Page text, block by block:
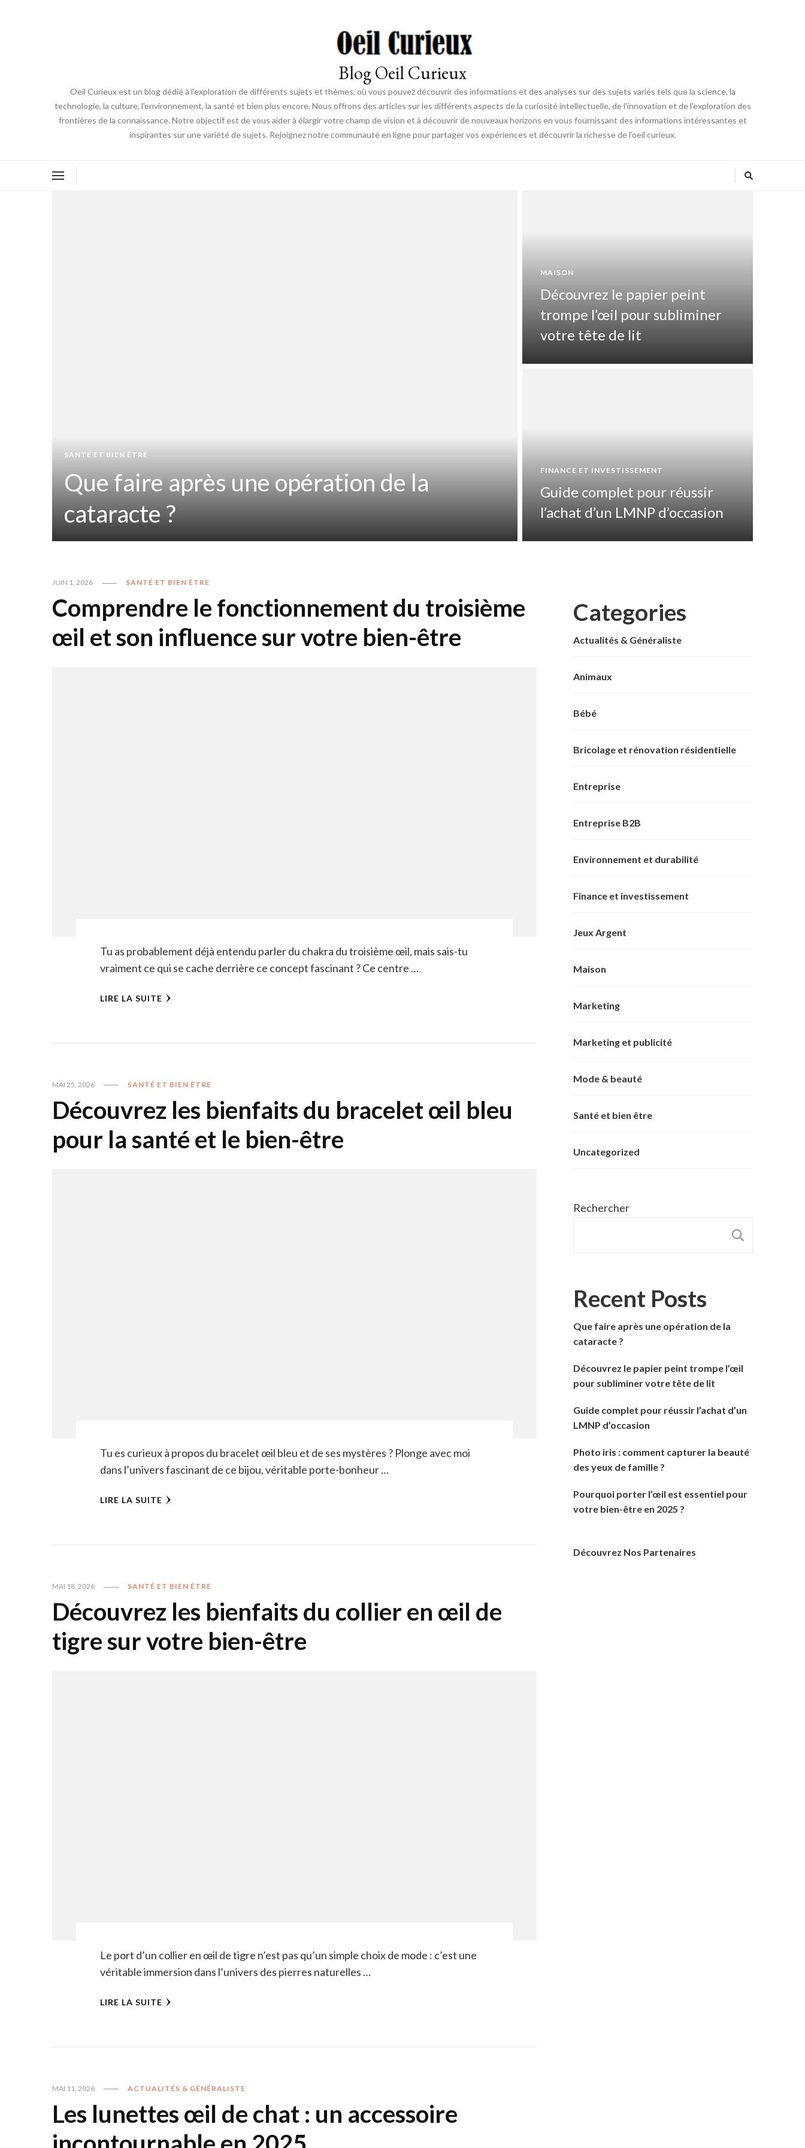
Blog Oeil Curieux
Oeil Curieux est un blog dédié à l'exploration de différents sujets et thèmes, où vous pouvez découvrir des informations et des analyses sur des sujets variés tels que la science, la
technologie, la culture, l'environnement, la santé et bien plus encore. Nous offrons des articles sur les différents aspects de la curiosité intellectuelle, de l'innovation et de l'exploration des
frontières de la connaissance. Notre objectif est de vous aider à élargir votre champ de vision et à découvrir de nouveaux horizons en vous fournissant des informations intéressantes et
inspirantes sur une variété de sujets. Rejoignez notre communauté en ligne pour partager vos expériences et découvrir la richesse de l'oeil curieux.
SANTÉ ET BIEN ÊTRE
Que faire après une opération de la
cataracte ?
MAISON
Découvrez le papier peint
trompe l’œil pour subliminer
votre tête de lit
FINANCE ET INVESTISSEMENT
Guide complet pour réussir
l’achat d’un LMNP d’occasion
JUIN 1, 2026 SANTÉ ET BIEN ÊTRE
Comprendre le fonctionnement du troisième
œil et son influence sur votre bien-être
Tu as probablement déjà entendu parler du chakra du troisième œil, mais sais-tu
vraiment ce qui se cache derrière ce concept fascinant ? Ce centre …
LIRE LA SUITE
MAI 25, 2026 SANTÉ ET BIEN ÊTRE
Découvrez les bienfaits du bracelet œil bleu
pour la santé et le bien-être
Tu es curieux à propos du bracelet œil bleu et de ses mystères ? Plonge avec moi
dans l’univers fascinant de ce bijou, véritable porte-bonheur …
LIRE LA SUITE
MAI 18, 2026 SANTÉ ET BIEN ÊTRE
Découvrez les bienfaits du collier en œil de
tigre sur votre bien-être
Le port d’un collier en œil de tigre n’est pas qu’un simple choix de mode : c’est une
véritable immersion dans l’univers des pierres naturelles …
LIRE LA SUITE
MAI 11, 2026 ACTUALITÉS & GÉNÉRALISTE
Les lunettes œil de chat : un accessoire
Categories
Actualités & Généraliste
Animaux
Bébé
Bricolage et rénovation résidentielle
Entreprise
Entreprise B2B
Environnement et durabilité
Finance et investissement
Jeux Argent
Maison
Marketing
Marketing et publicité
Mode & beauté
Santé et bien être
Uncategorized
Rechercher
Recent Posts
Que faire après une opération de la
cataracte ?
Découvrez le papier peint trompe l’œil
pour subliminer votre tête de lit
Guide complet pour réussir l’achat d’un
LMNP d’occasion
Photo iris : comment capturer la beauté
des yeux de famille ?
Pourquoi porter l’œil est essentiel pour
votre bien-être en 2025 ?
Découvrez Nos Partenaires